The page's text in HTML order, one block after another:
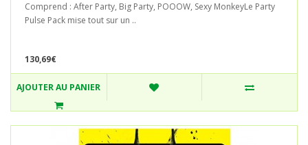
Comprend : After Party, Big Party, POOOW, Sexy MonkeyLe Party
Pulse Pack mise tout sur un ..
130,69€
AJOUTER AU PANIER